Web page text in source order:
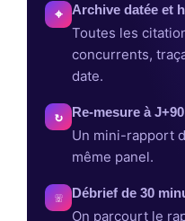
⌖ Archive datée et
Toutes les
concurrents,
date.
↻ Re-mesure à
Un mini-rapport
même panel.
☏ Débrief de 30
On parcourt le